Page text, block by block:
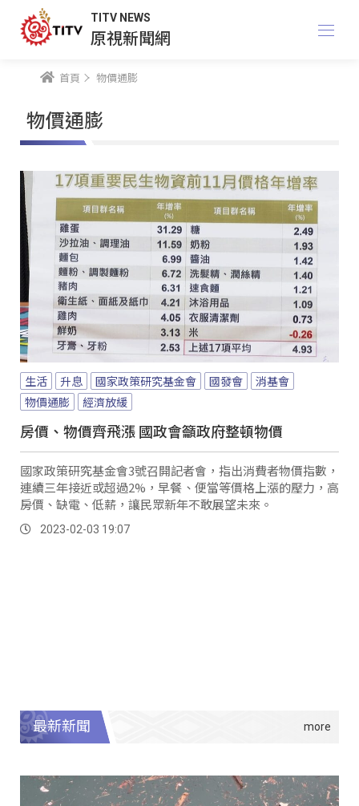
TITV NEWS
原視新聞網
首頁 物價通膨
物價通膨
生活 升息 國家政策研究基金會 國發會
消基會
物價通膨
經濟放緩
房價、物價齊飛漲 國政會籲政府整頓物價
國家政策研究基金會3號召開記者會，指出消費者物價指數，
連續三年接近或超過2%，早餐、便當等價格上漲的壓力，高
房價、缺電、低薪，讓民眾新年不敢展望未來。
2023-02-03 19:07
最新新聞